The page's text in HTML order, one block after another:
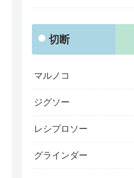
切断
マルノコ
ジグソー
レシプロソー
グラインダー